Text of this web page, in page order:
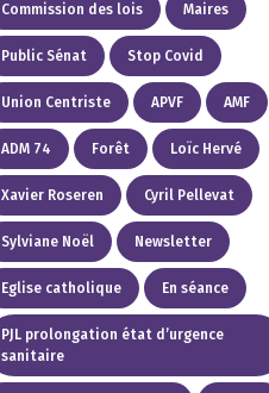
Commission des lois Maires
Public Sénat Stop Covid
Union Centriste APVF AMF
ADM 74 Forêt Loïc Hervé
Xavier Roseren Cyril Pellevat
Sylviane Noël Newsletter
Eglise catholique En séance
PJL prolongation état d’urgence
sanitaire